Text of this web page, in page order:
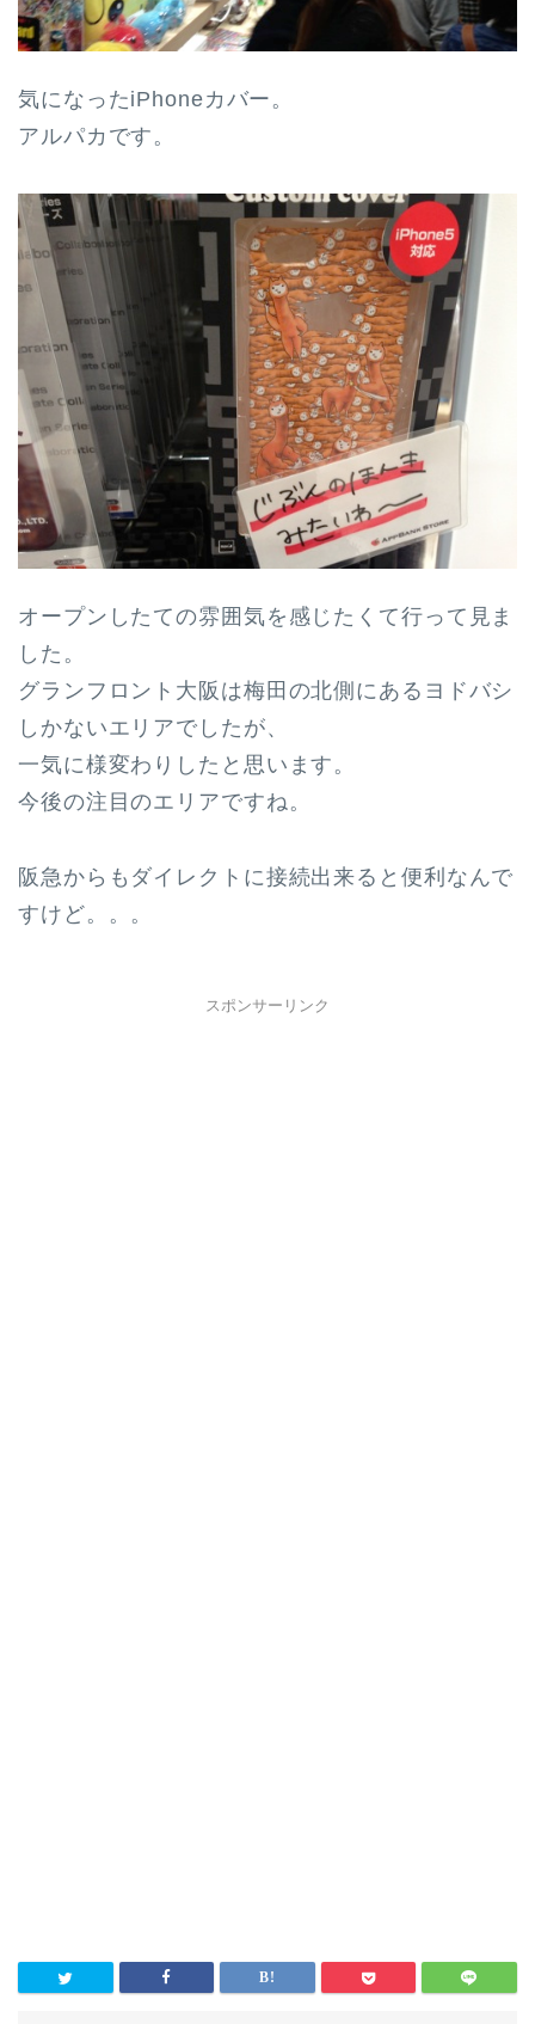
気になったiPhoneカバー。
アルパカです。
オープンしたての雰囲気を感じたくて行って見ま
した。
グランフロント大阪は梅田の北側にあるヨドバシ
しかないエリアでしたが、
一気に様変わりしたと思います。
今後の注目のエリアですね。
阪急からもダイレクトに接続出来ると便利なんで
すけど。。。
スポンサーリンク